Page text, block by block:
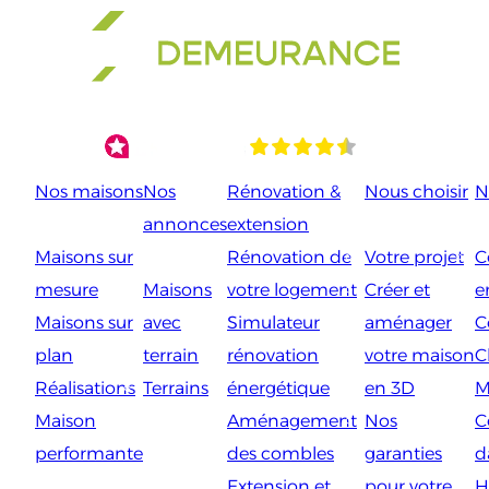
Nos maisons
Maisons sur
mesure
Maisons sur
plan
Réalisations
Maison
performante
Nos
annonces
Maisons
avec
terrain
Terrains
Rénovation &
extension
Rénovation de
votre logement
Simulateur
rénovation
énergétique
Aménagement
des combles
Nous choisir
Votre projet
Créer et
aménager
votre maison
en 3D
Nos
garanties